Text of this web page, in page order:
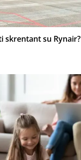
skrentant su Rynair?